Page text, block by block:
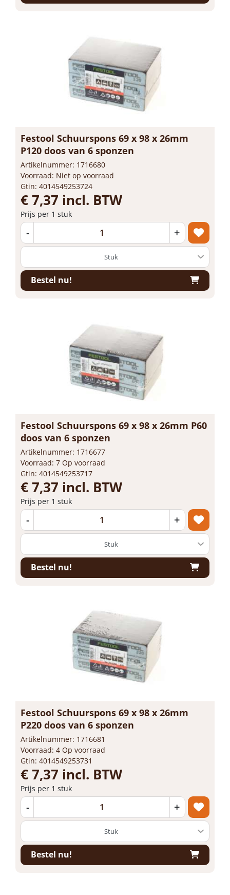
Festool Schuurspons 69 x 98 x 26mm
P120 doos van 6 sponzen
Artikelnummer: 1716680
Voorraad: Niet op voorraad
Gtin: 4014549253724
€ 7,37 incl. BTW
Prijs per 1 stuk
- +
Bestel nu!
Festool Schuurspons 69 x 98 x 26mm P60
doos van 6 sponzen
Artikelnummer: 1716677
Voorraad: 7 Op voorraad
Gtin: 4014549253717
€ 7,37 incl. BTW
Prijs per 1 stuk
- +
Bestel nu!
Festool Schuurspons 69 x 98 x 26mm
P220 doos van 6 sponzen
Artikelnummer: 1716681
Voorraad: 4 Op voorraad
Gtin: 4014549253731
€ 7,37 incl. BTW
Prijs per 1 stuk
- +
Bestel nu!